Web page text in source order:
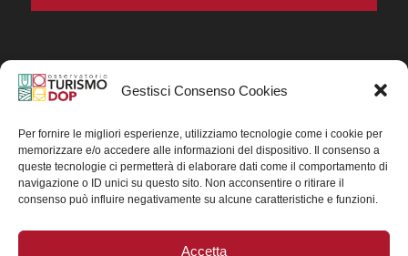
Gestisci Consenso Cookies
Per fornire le migliori esperienze, utilizziamo tecnologie come i cookie per
memorizzare e/o accedere alle informazioni del dispositivo. Il consenso a
queste tecnologie ci permetterà di elaborare dati come il comportamento di
navigazione o ID unici su questo sito. Non acconsentire o ritirare il
consenso può influire negativamente su alcune caratteristiche e funzioni.
Accetta
In collaborazione ORIGIN ITALIA.
del turismo enogastronomico dei prodotti DOP IGP
italiani.
Concessione contributo MASAF DM n. 0311719 del
15/06/2023
Concessione contributo MASAF, DM n. 0016662 del
15/01/2025 (CUP J88H24002560007)